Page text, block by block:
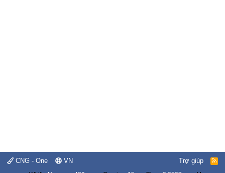
CNG - One VN Trợ giúp
R